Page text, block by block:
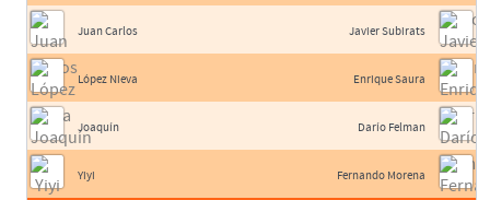
Juan Carlos
López Nieva
Joaquín
Yiyi
Javier Subirats
Enrique Saura
Darío Felman
Fernando Morena